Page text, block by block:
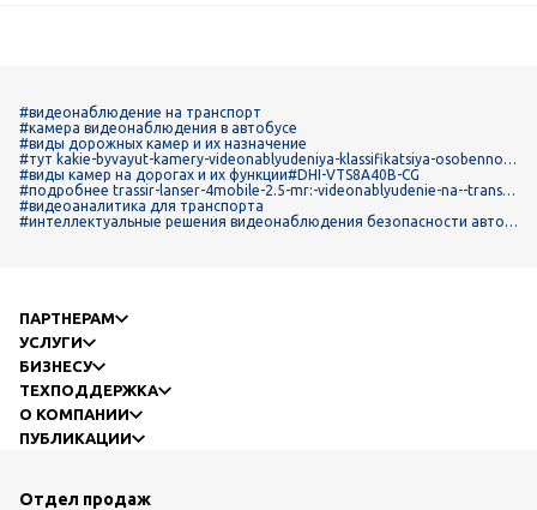
#видеонаблюдение на транспорт
#камера видеонаблюдения в автобусе
#виды дорожных камер и их назначение
#тут kakie-byvayut-kamery-videonablyudeniya-klassifikatsiya-osobennost
i#виды камер на дорогах и их функции#DHI-VTS8A40B-CG
#подробнее trassir-lanser-4mobile-2.5-mr:-videonablyudenie-na--transp
orte
#видеоаналитика для транспорта
#интеллектуальные решения видеонаблюдения безопасности автом
ПАРТНЕРАМ
УСЛУГИ
БИЗНЕСУ
ТЕХПОДДЕРЖКА
О КОМПАНИИ
ПУБЛИКАЦИИ
Отдел продаж